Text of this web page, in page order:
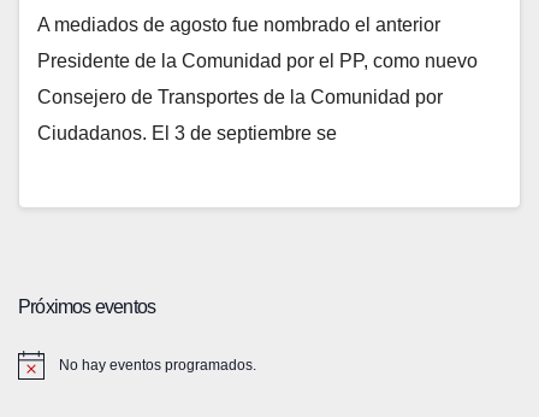
A mediados de agosto fue nombrado el anterior
Presidente de la Comunidad por el PP, como nuevo
Consejero de Transportes de la Comunidad por
Ciudadanos. El 3 de septiembre se
Próximos eventos
No hay eventos programados.